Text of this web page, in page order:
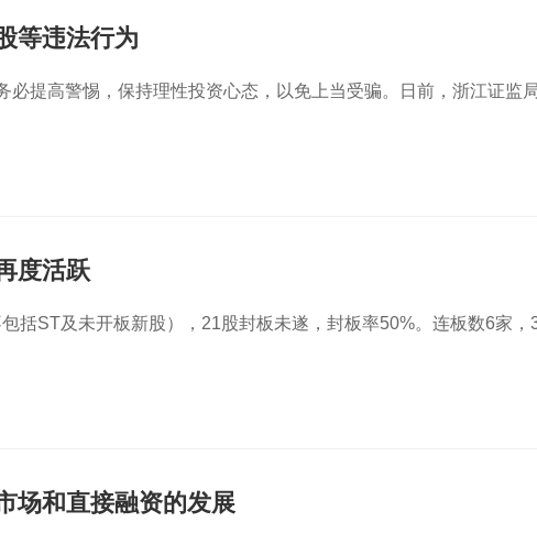
等违法行为
必提高警惕，保持理性投资心态，以免上当受骗。日前，浙江证监
度活跃
括ST及未开板新股），21股封板未遂，封板率50%。连板数6家，
场和直接融资的发展